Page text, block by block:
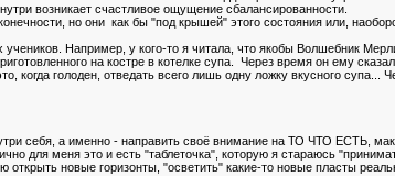
возникает счастливое ощущение сбалансированности.
но они как бы "под крышей" этого состояния или,
Например, у кого-то я читала, что якобы Волшебник
на костре в котелке супа. Через время он ему
когда голоден, отведать всего лишь одну ложку вкусного супа...
себя, а именно - направить своё внимание на ТО ЧТО
меня это и есть "таблеточка", которую я стараюсь
новые горизонты, "осветить" какие-то новые пласты